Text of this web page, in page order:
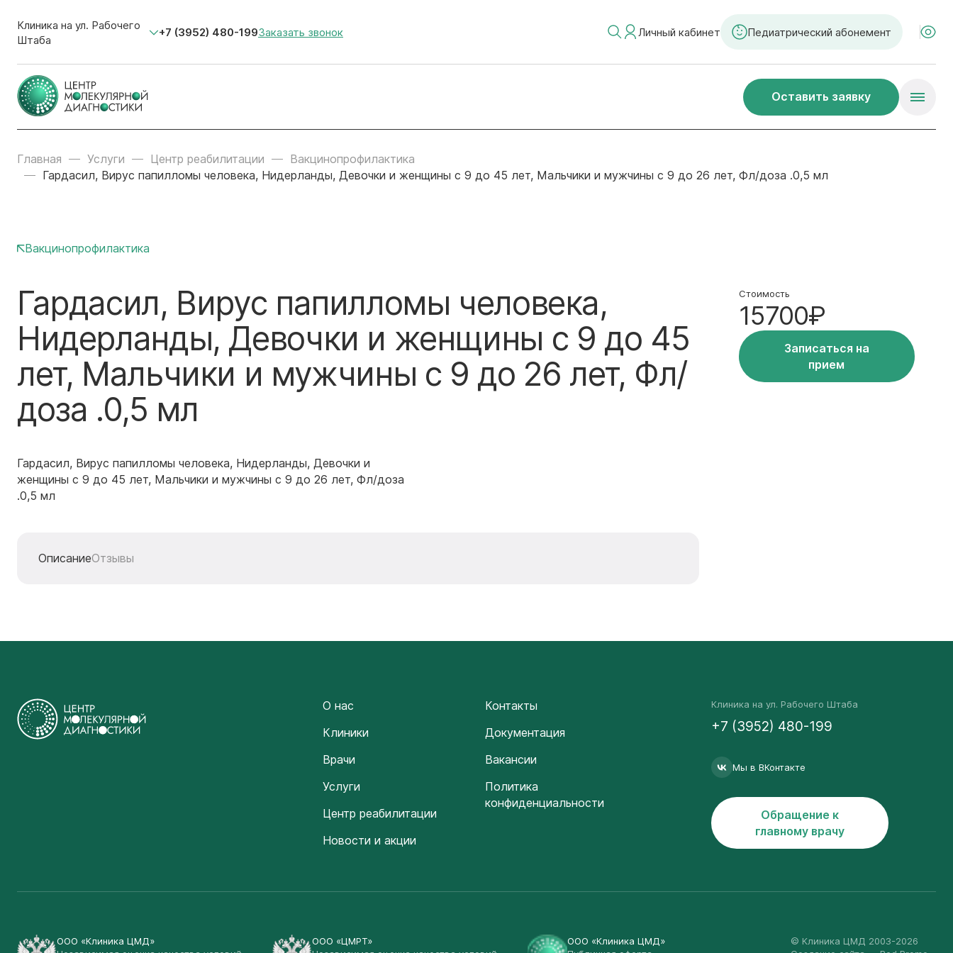
Клиника на ул. Рабочего
Штаба
+7 (3952) 480-199Заказать звонок Личный кабинет Педиатрический абонемент
Оставить заявку
Главная Услуги Центр реабилитации
Вакцинопрофилактика
Гардасил, Вирус папилломы человека, Нидерланды, Девочки и женщины с 9 до 45 лет, Мальчики и мужчины с 9 до 26 лет, Фл/доза .0,5 мл
Вакцинопрофилактика
Гардасил, Вирус папилломы человека,
Нидерланды, Девочки и женщины с 9 до 45
лет, Мальчики и мужчины с 9 до 26 лет, Фл/
доза .0,5 мл
Гардасил, Вирус папилломы человека, Нидерланды, Девочки и
женщины с 9 до 45 лет, Мальчики и мужчины с 9 до 26 лет, Фл/доза
.0,5 мл
ОписаниеОтзывы
Стоимость
15700₽
Записаться на
прием
О нас
Клиники
Врачи
Услуги
Центр реабилитации
Новости и акции
Контакты
Документация
Вакансии
Политика
конфиденциальности
Клиника на ул. Рабочего Штаба
+7 (3952) 480-199
Мы в ВКонтакте
Обращение к
главному врачу
ООО «Клиника ЦМД»
ООО «ЦМРТ»
ООО «Клиника ЦМД»
© Клиника ЦМД 2003-2026